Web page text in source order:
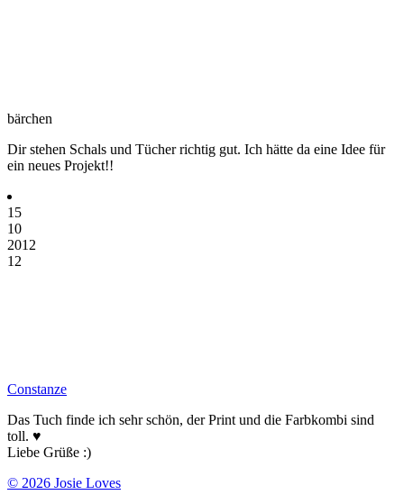
bärchen
Dir stehen Schals und Tücher richtig gut. Ich hätte da eine Idee für
ein neues Projekt!!
15
10
2012
12
Constanze
Das Tuch finde ich sehr schön, der Print und die Farbkombi sind
toll. ♥
Liebe Grüße :)
© 2026 Josie Loves